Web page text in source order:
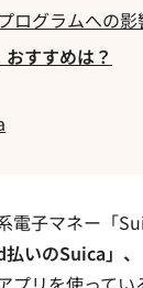
ログラムへの影
すすめは？
電子マネー「
d払いのSuica」